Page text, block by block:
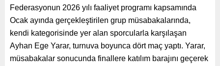
Federasyonun 2026 yılı faaliyet programı kapsamında
Ocak ayında gerçekleştirilen grup müsabakalarında,
kendi kategorisinde yer alan sporcularla karşılaşan
Ayhan Ege Yarar, turnuva boyunca dört maç yaptı. Yarar,
müsabakalar sonucunda finallere katılım barajını geçerek